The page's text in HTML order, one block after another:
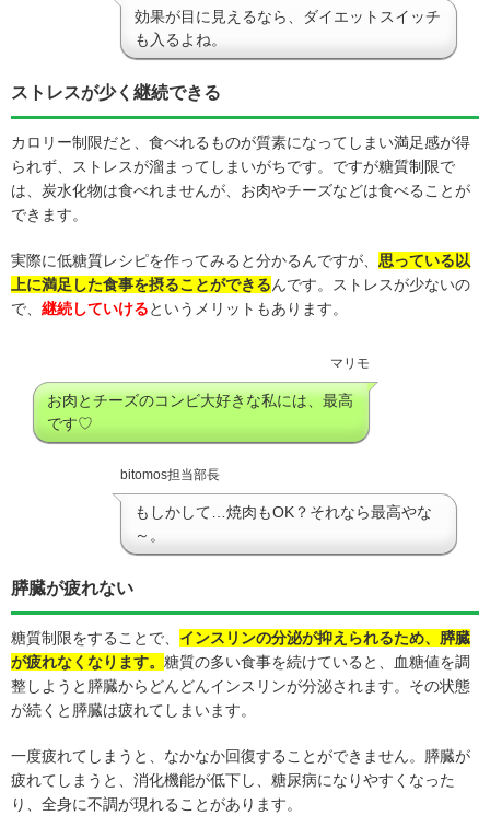
効果が目に見えるなら、ダイエットスイッチ
も入るよね。
ストレスが少く継続できる
カロリー制限だと、食べれるものが質素になってしまい満足感が得
られず、ストレスが溜まってしまいがちです。ですが糖質制限で
は、炭水化物は食べれませんが、お肉やチーズなどは食べることが
できます。
実際に低糖質レシピを作ってみると分かるんですが、 思っている以
上に満足した食事を摂ることができるんです。ストレスが少ないの
で、 継続していけるというメリットもあります。
マリモ
お肉とチーズのコンビ大好きな私には、最高
です♡
bitomos担当部長
もしかして…焼肉もOK？それなら最高やな
～。
膵臓が疲れない
糖質制限をすることで、 インスリンの分泌が抑えられるため、膵臓
が疲れなくなります。 糖質の多い食事を続けていると、血糖値を調
整しようと膵臓からどんどんインスリンが分泌されます。その状態
が続くと膵臓は疲れてしまいます。
一度疲れてしまうと、なかなか回復することができません。膵臓が
疲れてしまうと、消化機能が低下し、糖尿病になりやすくなった
り、全身に不調が現れることがあります。